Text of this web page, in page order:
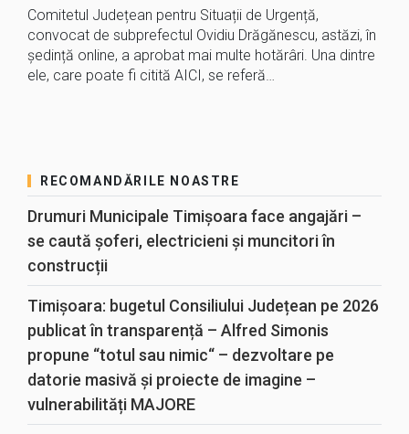
Comitetul Județean pentru Situații de Urgență,
convocat de subprefectul Ovidiu Drăgănescu, astăzi, în
ședință online, a aprobat mai multe hotărâri. Una dintre
ele, care poate fi citită AICI, se referă…
RECOMANDĂRILE NOASTRE
Drumuri Municipale Timișoara face angajări –
se caută șoferi, electricieni și muncitori în
construcții
Timișoara: bugetul Consiliului Județean pe 2026
publicat în transparență – Alfred Simonis
propune “totul sau nimic“ – dezvoltare pe
datorie masivă și proiecte de imagine –
vulnerabilități MAJORE